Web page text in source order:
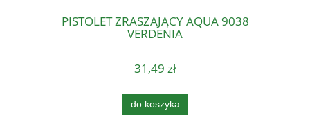
PISTOLET ZRASZAJĄCY AQUA 9038
VERDENIA
31,49 zł
do koszyka